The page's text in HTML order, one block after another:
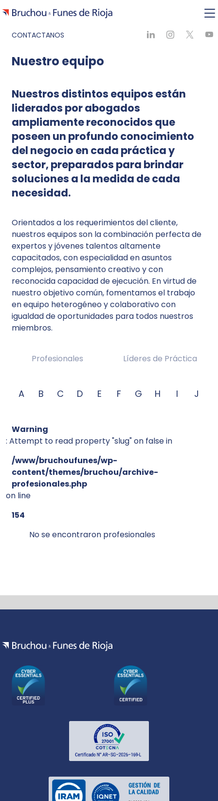
CONTACTANOS
Nuestro equipo
Nuestros distintos equipos están
liderados por abogados
ampliamente reconocidos que
poseen un profundo conocimiento
del negocio en cada práctica y
sector, preparados para brindar
soluciones a la medida de cada
necesidad.
Orientados a los requerimientos del cliente,
nuestros equipos son la combinación perfecta de
expertos y jóvenes talentos altamente
capacitados, con especialidad en asuntos
complejos, pensamiento creativo y con
reconocida capacidad de ejecución. En virtud de
nuestro objetivo común, fomentamos el trabajo
en equipo heterogéneo y colaborativo con
igualdad de oportunidades para todos nuestros
miembros.
Profesionales Líderes de Práctica
A B C D E F G H I J
Warning
: Attempt to read property "slug" on false in
/www/bruchoufunes/wp-
content/themes/bruchou/archive-
profesionales.php
on line
154
No se encontraron profesionales